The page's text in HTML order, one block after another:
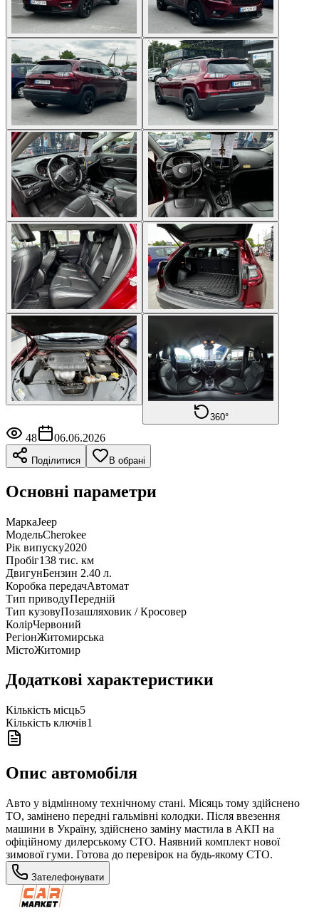
360°
48 06.06.2026
Поділитися В обрані
Основні параметри
МаркаJeep
МодельCherokee
Рік випуску2020
Пробіг138 тис. км
ДвигунБензин 2.40 л.
Коробка передачАвтомат
Тип приводуПередній
Тип кузовуПозашляховик / Кросовер
КолірЧервоний
РегіонЖитомирська
МістоЖитомир
Додаткові характеристики
Кількість місць5
Кількість ключів1
Опис автомобіля
Авто у відмінному технічному стані. Місяць тому здійснено
ТО, замінено передні гальмівні колодки. Після ввезення
машини в Україну, здійснено заміну мастила в АКП на
офіційному дилерському СТО. Наявний комплект нової
зимової гуми. Готова до перевірок на будь-якому СТО.
Зателефонувати